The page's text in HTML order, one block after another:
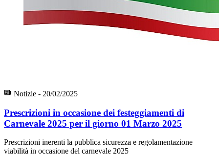
Notizie - 20/02/2025
Prescrizioni in occasione dei festeggiamenti di
Carnevale 2025 per il giorno 01 Marzo 2025
Prescrizioni inerenti la pubblica sicurezza e regolamentazione
viabilità in occasione del carnevale 2025